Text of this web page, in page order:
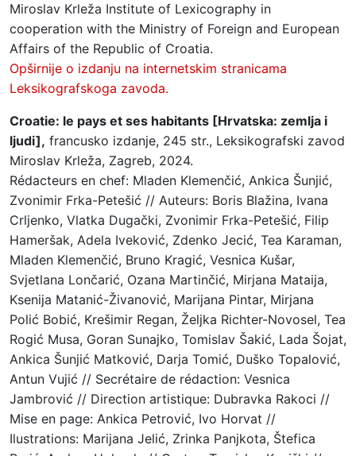
Miroslav Krleža Institute of Lexicography in
cooperation with the Ministry of Foreign and European
Affairs of the Republic of Croatia.
Opširnije o izdanju na internetskim stranicama
Leksikografskoga zavoda.
Croatie: le pays et ses habitants [Hrvatska: zemlja i
ljudi], francusko izdanje, 245 str., Leksikografski zavod
Miroslav Krleža, Zagreb, 2024.
Rédacteurs en chef: Mladen Klemenčić, Ankica Šunjić,
Zvonimir Frka-Petešić // Auteurs: Boris Blažina, Ivana
Crljenko, Vlatka Dugački, Zvonimir Frka-Petešić, Filip
Hameršak, Adela Iveković, Zdenko Jecić, Tea Karaman,
Mladen Klemenčić, Bruno Kragić, Vesnica Kušar,
Svjetlana Lončarić, Ozana Martinčić, Mirjana Mataija,
Ksenija Matanić-Živanović, Marijana Pintar, Mirjana
Polić Bobić, Krešimir Regan, Željka Richter-Novosel, Tea
Rogić Musa, Goran Sunajko, Tomislav Šakić, Lada Šojat,
Ankica Šunjić Matković, Darja Tomić, Duško Topalović,
Antun Vujić // Secrétaire de rédaction: Vesnica
Jambrović // Direction artistique: Dubravka Rakoci //
Mise en page: Ankica Petrović, Ivo Horvat //
Ilustrations: Marijana Jelić, Zrinka Panjkota, Štefica